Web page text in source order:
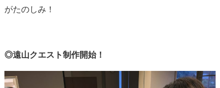
がたのしみ！
◎遠山クエスト制作開始！